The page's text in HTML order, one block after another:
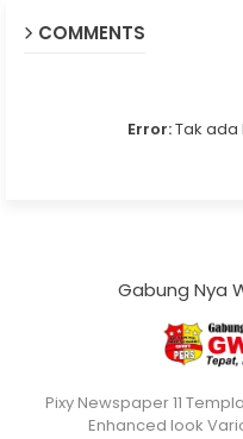
COMMENTS
Error:Tak ada
Gabung Nya
Pixy Newspaper 11
Enhanced look